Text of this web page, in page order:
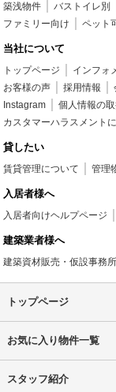
築浅物件 バストイレ別
ファミリー向け
ペット
当社について
トップページ インフォ
お客様の声
採用情報
Instagram
個人情報の
カスタマーハラスメント
貸したい
賃貸管理について 管理
入居者様へ
入居者向けヘルプページ
建築業者様へ
建築資材販売・仮設事務
トップページ
お気に入り物件一覧
スタッフ紹介